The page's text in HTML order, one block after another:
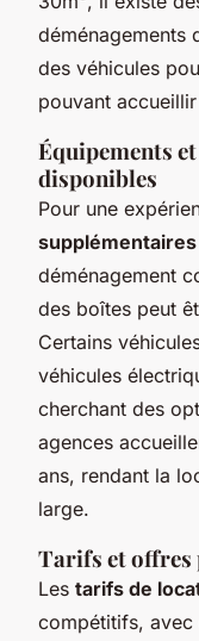
déménagements
des véhicules
pouvant
Équipements
disponibles
Pour une
supplémentaires
déménagement
des boîtes peut
Certains
véhicules
cherchant des
agences
ans, rendant la
large.
Tarifs et offres
Les tarifs de
compétitifs,